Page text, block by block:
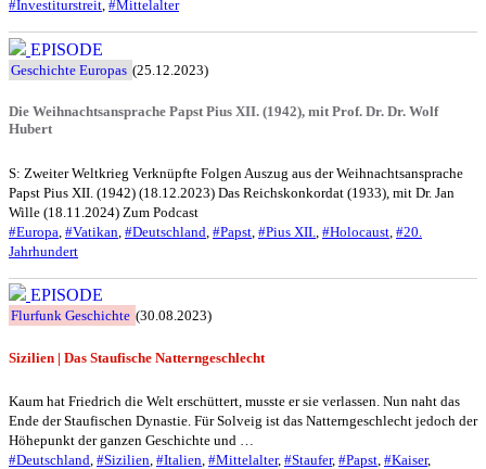
#Investiturstreit, #Mittelalter
EPISODE
Geschichte Europas (25.12.2023)
Die Weihnachtsansprache Papst Pius XII. (1942), mit Prof. Dr. Dr. Wolf
Hubert
S: Zweiter Weltkrieg Verknüpfte Folgen Auszug aus der Weihnachtsansprache
Papst Pius XII. (1942) (18.12.2023) Das Reichskonkordat (1933), mit Dr. Jan
Wille (18.11.2024) Zum Podcast
#Europa #Vatikan #Deutschland #Papst #Pius XII. #Holocaust #20.
Jahrhundert
EPISODE
Flurfunk Geschichte (30.08.2023)
Sizilien | Das Staufische Natterngeschlecht
Kaum hat Friedrich die Welt erschüttert, musste er sie verlassen. Nun naht das
Ende der Staufischen Dynastie. Für Solveig ist das Natterngeschlecht jedoch der
Höhepunkt der ganzen Geschichte und …
#Deutschland #Sizilien #Italien #Mittelalter, #Staufer, #Papst #Kaiser,